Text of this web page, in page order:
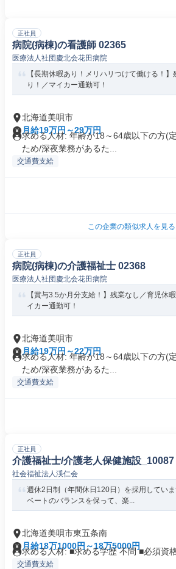
正社員
病院(病棟)の看護師 02365
医療法人社団慶北会花田病院
【長期休暇あり！メリハリつけて働ける！
り！／マイカー通勤可！
北海道美唄市
月給19万円～29万円
求める人材: 年齢が18～64歳以下の方(
ため/深夜業務があるた...
交通費支給
この企業の類似求人を見る
正社員
病院(病棟)の介護福祉士 02368
医療法人社団慶北会花田病院
【賞与3.5か月分支給！】残業なし／育児休
イカー通勤可！
北海道美唄市
月給19万円～22万円
求める人材: 年齢が18～64歳以下の方(
ため/深夜業務があるた...
交通費支給
正社員
介護福祉士/介護老人保健施設_10087
社会福祉法人渓仁会
週休2日制（年間休日120日）を採用してい
ベートのバランスを保って、楽...
北海道美唄市東五条南
月給18万1000円～18万5000円
求める人材: ■求める学歴 不問 ■必須資
交通費支給